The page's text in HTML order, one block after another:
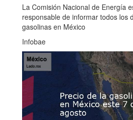
La Comisión Nacional de Energía
responsable de informar todos los
gasolinas en México
Infobae